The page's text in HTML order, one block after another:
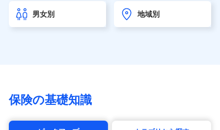
東京海上日動あんしん生命保険株式会社
（https://www.tmn-anshin.co.jp/）
マニュライフ生命保険株式会社
（https://www.manulife.co.jp/）
（https://www.msa-life.co.jp/）
男女別 地域別
保険の基礎知識